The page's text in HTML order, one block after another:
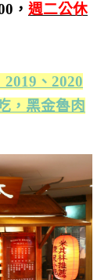
， 週二公休
、2020
，黑金魯肉